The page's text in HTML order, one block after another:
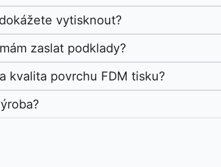
vytisknout?
zaslat podklady?
kvalita povrchu FDM tisku?